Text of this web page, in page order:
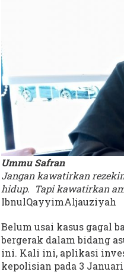
a
k
A
k
a
n
R
e
k
i
?
Ummu Safran
Jangan kawatirkan
hidup. Tapi kawatirkan
IbnulQayyimAljauziyah
Belum usai kasus gagal
bergerak dalam bidang
ini. Kali ini, aplikasi
kepolisian pada 3 Januari